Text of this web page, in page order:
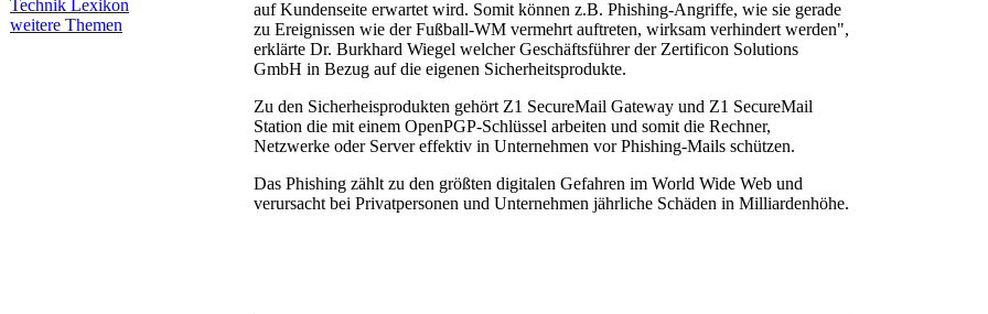
Technik Lexikon
weitere Themen
auf Kundenseite erwartet wird. Somit können z.B. Phishing-Angriffe, wie sie gerade
zu Ereignissen wie der Fußball-WM vermehrt auftreten, wirksam verhindert werden",
erklärte Dr. Burkhard Wiegel welcher Geschäftsführer der Zertificon Solutions
GmbH in Bezug auf die eigenen Sicherheitsprodukte.
Zu den Sicherheisprodukten gehört Z1 SecureMail Gateway und Z1 SecureMail
Station die mit einem OpenPGP-Schlüssel arbeiten und somit die Rechner,
Netzwerke oder Server effektiv in Unternehmen vor Phishing-Mails schützen.
Das Phishing zählt zu den größten digitalen Gefahren im World Wide Web und
verursacht bei Privatpersonen und Unternehmen jährliche Schäden in Milliardenhöhe.